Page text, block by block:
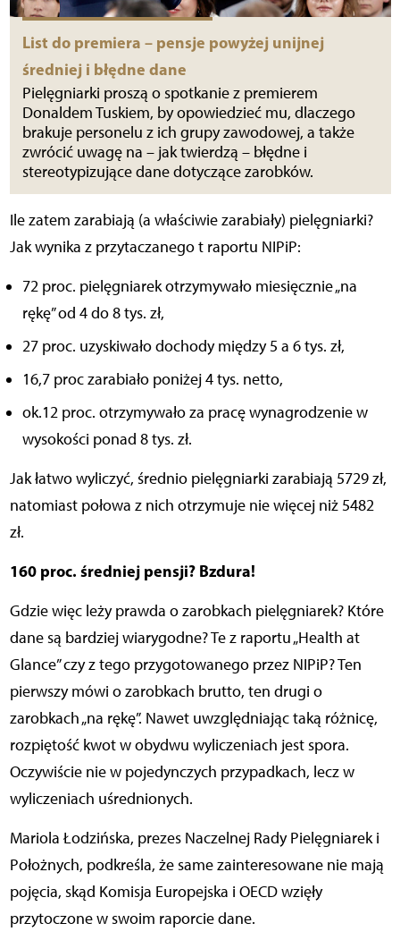
List do premiera – pensje powyżej unijnej
średniej i błędne dane
Pielęgniarki proszą o spotkanie z premierem
Donaldem Tuskiem, by opowiedzieć mu, dlaczego
brakuje personelu z ich grupy zawodowej, a także
zwrócić uwagę na – jak twierdzą – błędne i
stereotypizujące dane dotyczące zarobków.
Ile zatem zarabiają (a właściwie zarabiały) pielęgniarki?
Jak wynika z przytaczanego t raportu NIPiP:
72 proc. pielęgniarek otrzymywało miesięcznie „na
rękę” od 4 do 8 tys. zł,
27 proc. uzyskiwało dochody między 5 a 6 tys. zł,
16,7 proc zarabiało poniżej 4 tys. netto,
ok.12 proc. otrzymywało za pracę wynagrodzenie w
wysokości ponad 8 tys. zł.
Jak łatwo wyliczyć, średnio pielęgniarki zarabiają 5729 zł,
natomiast połowa z nich otrzymuje nie więcej niż 5482
zł.
160 proc. średniej pensji? Bzdura!
Gdzie więc leży prawda o zarobkach pielęgniarek? Które
dane są bardziej wiarygodne? Te z raportu „Health at
Glance” czy z tego przygotowanego przez NIPiP? Ten
pierwszy mówi o zarobkach brutto, ten drugi o
zarobkach „na rękę”. Nawet uwzględniając taką różnicę,
rozpiętość kwot w obydwu wyliczeniach jest spora.
Oczywiście nie w pojedynczych przypadkach, lecz w
wyliczeniach uśrednionych.
Mariola Łodzińska, prezes Naczelnej Rady Pielęgniarek i
Położnych, podkreśla, że same zainteresowane nie mają
pojęcia, skąd Komisja Europejska i OECD wzięły
przytoczone w swoim raporcie dane.